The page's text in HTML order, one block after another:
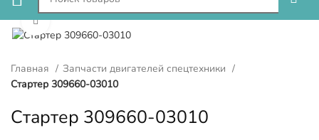
Нажмите, чтобы увеличить
Главная
Запчасти двигателей спецтехники
Стартер 309660-03010
Стартер 309660-03010